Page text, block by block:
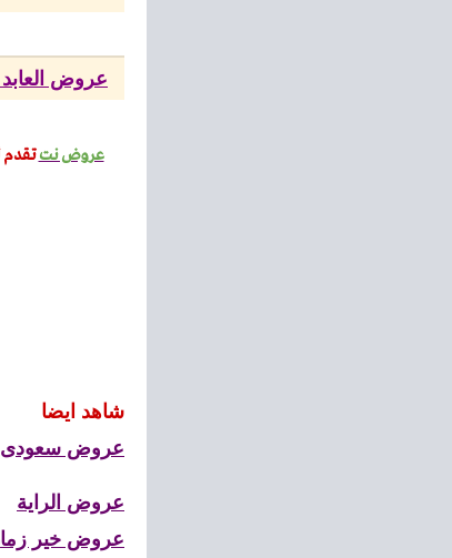
عروض
عروض نت
شاهد ايضا
عروض سعودى
عروض الراية
عروض خير